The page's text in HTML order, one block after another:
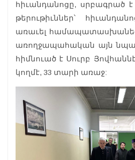
հիւանդանոցը, սրբագրած է
թերութիւններ՝
առաւել
առողջապահական այն
հիմնուած է Սուրբ
կողմէ, 33 տարի առաջ: